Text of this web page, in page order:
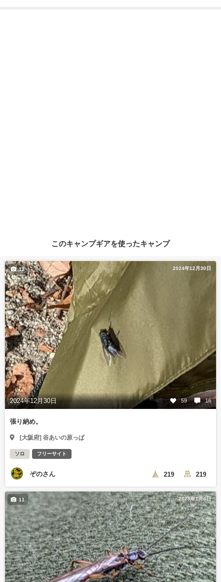
このキャンプギアを使ったキャンプ
2024年12月30日
2024年12月30日 59 16
12
張り納め。
[大阪府] 谷あいの原っぱ
ソロ フリーサイト
ぞのさん 219 219
2025年1月6日
11